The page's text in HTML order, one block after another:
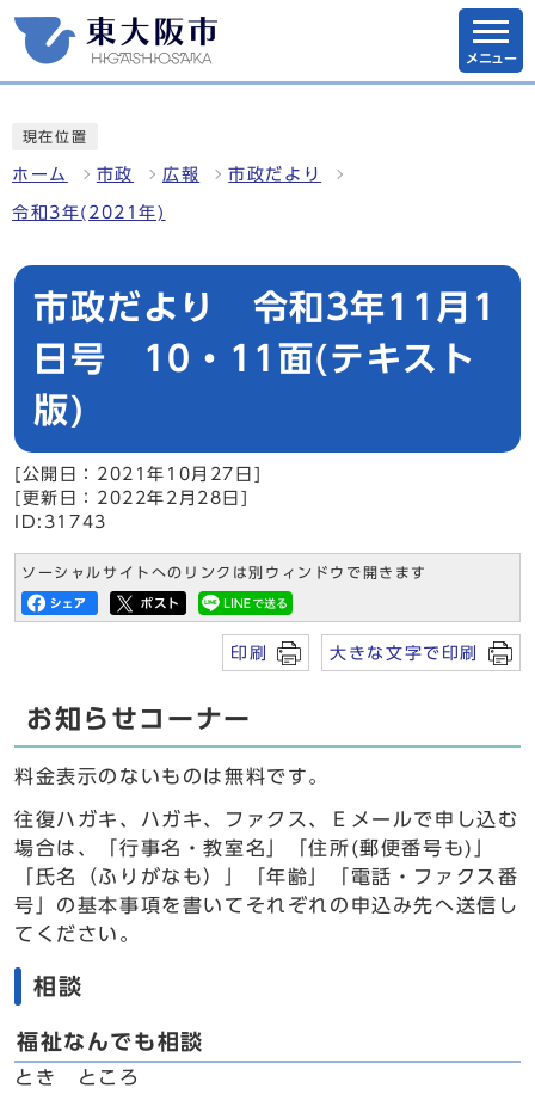
メニュー
現在位置
ホーム 市政 広報 市政だより
令和3年(2021年)
市政だより 令和3年11月1
日号 10・11面(テキスト
版)
[公開日：2021年10月27日]
[更新日：2022年2月28日]
ID:31743
ソーシャルサイトへのリンクは別ウィンドウで開きます
印刷 大きな文字で印刷
お知らせコーナー
料金表示のないものは無料です。
往復ハガキ、ハガキ、ファクス、Ｅメールで申し込む
場合は、「行事名・教室名」「住所(郵便番号も)」
「氏名（ふりがなも）」「年齢」「電話・ファクス番
号」の基本事項を書いてそれぞれの申込み先へ送信し
てください。
相談
福祉なんでも相談
とき ところ